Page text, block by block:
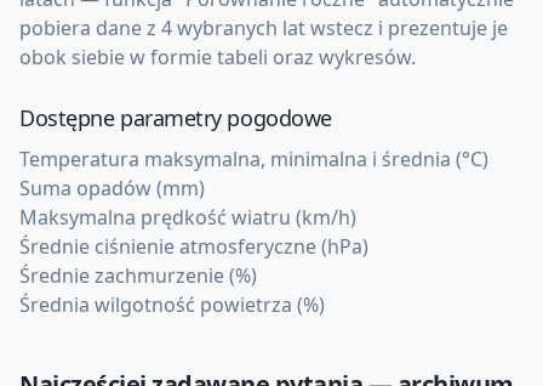
pobiera dane z 4 wybranych lat wstecz i prezentuje je
obok siebie w formie tabeli oraz wykresów.
Dostępne parametry pogodowe
Temperatura maksymalna, minimalna i średnia (°C)
Suma opadów (mm)
Maksymalna prędkość wiatru (km/h)
Średnie ciśnienie atmosferyczne (hPa)
Średnie zachmurzenie (%)
Średnia wilgotność powietrza (%)